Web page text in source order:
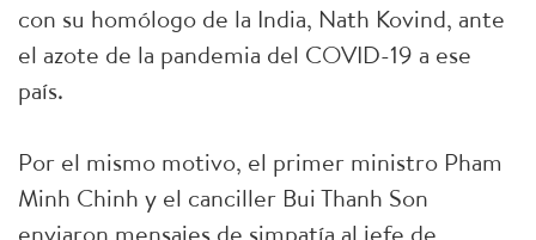
con su homólogo de la India, Nath Kovind, ante
el azote de la pandemia del COVID-19 a ese
país.
Por el mismo motivo, el primer ministro Pham
Minh Chinh y el canciller Bui Thanh Son
enviaron mensajes de simpatía al jefe de